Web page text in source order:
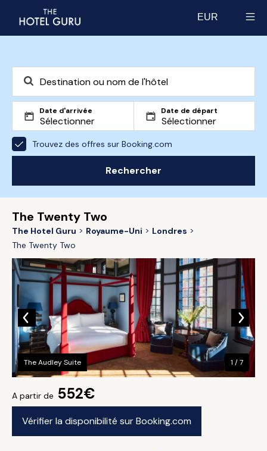
EUR
Date d'arrivée Date de départ
Trouvez des offres sur Booking.com
Rechercher
The Twenty Two
The Hotel Guru Royaume-Uni
Londres
The Twenty Two
A partir de 552€
Vérifier la disponibilité sur Booking.com
The Audley Suite 1 / 7